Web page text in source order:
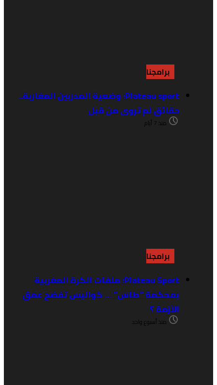
برامجنا
Plateau sport: وضعية المدربين المغاربة..
حقائق لم تروى من قبل
برامجنا
Plateau Sport: ملفات الكرة المغربية
بمحكمة “طاس” … كواليس تفضح عمق
الأزمة ؟
منذ أسبوع واحد